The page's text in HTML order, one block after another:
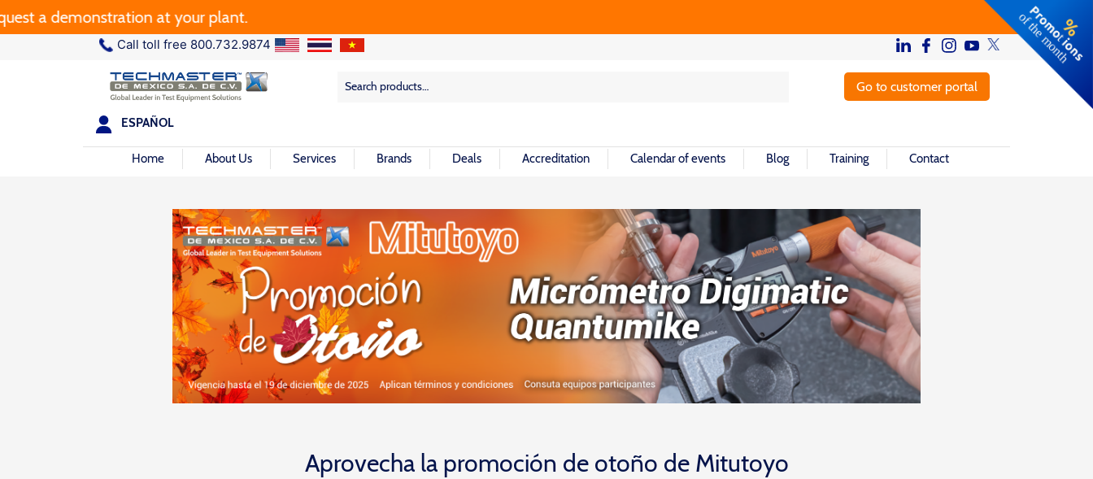
at your plant.
Call toll free 800.732.9874
Search
Search Go to customer portal
ESPAÑOL
Home About Us Services Brands Deals Accreditation Calendar of events Blog Training Contact
Aprovecha la promoción de otoño de Mitutoyo